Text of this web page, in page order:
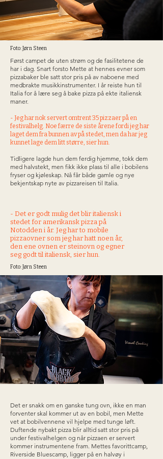
Foto: Jørn Steen
Først campet de uten strøm og de fasilitetene de
har i dag. Snart forsto Mette at hennes evner som
pizzabaker ble satt stor pris på av naboene med
medbrakte musikkinstrumenter. I år reiste hun til
Italia for å lære seg å bake pizza på ekte italiensk
maner.
- Jeg har nok servert omtrent 35 pizzaer på en
festivalhelg. Noe færre de siste årene fordi jeg har
laget dem fra bunnen av på stedet, men da har jeg
kunnet lage dem litt større, sier hun.
Tidligere lagde hun dem ferdig hjemme, tokk dem
med halvstekt, men fikk ikke plass til alle i bobilens
fryser og kjøleskap. Nå får både gamle og nye
bekjentskap nyte av pizzareisen til Italia.
- Det er godt mulig det blir italiensk i
stedet for amerikansk pizza på
Notodden i år. Jeg har to mobile
pizzaovner som jeg har hatt noen år,
den ene ovnen er steinovn og egner
seg godt til italiensk, sier hun.
Foto: Jørn Steen
Det er snakk om en ganske tung ovn, ikke en man
forventer skal kommer ut av en bobil, men Mette
vet at bobilvennene vil hjelpe med tunge løft.
Duftende nybakt pizza blir alltid satt stor pris på
under festivalhelgen og når pizzaen er servert
kommer instrumentene fram. Mettes favorittcamp,
Riverside Bluescamp, ligger på en halvøy i